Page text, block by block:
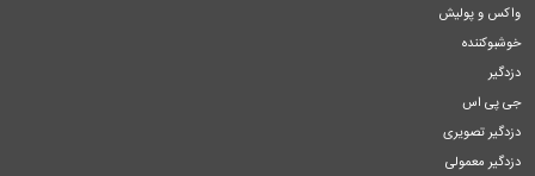
واکس و پولیش
خوشبوکننده
دزدگیر
جی پی اس
دزدگیر تصویری
دزدگیر معمولی